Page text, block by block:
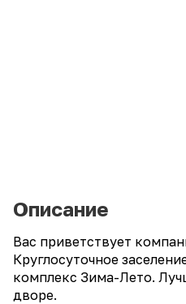
Описание
Bаc пpивeтствует
Круглосуточное
комплекс Зима-Лето.
дворе.